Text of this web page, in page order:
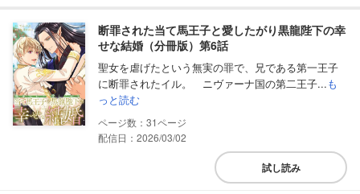
断罪された当て馬王子と愛したがり黒龍陛下の幸
せな結婚（分冊版）第6話
聖女を虐げたという無実の罪で、兄である第一王子
に断罪されたイル。 ニヴァーナ国の第二王子...も
っと読む
31
配信日：2026/03/02
試し読み